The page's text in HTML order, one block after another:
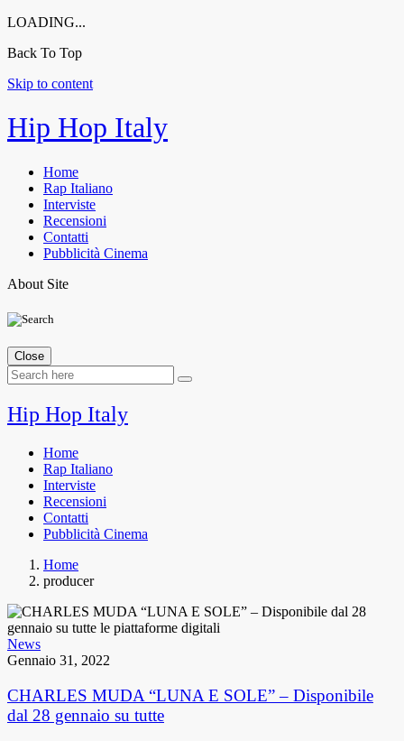
LOADING...
Back To Top
Skip to content
Hip Hop Italy
Home
Rap Italiano
Interviste
Recensioni
Contatti
Pubblicità Cinema
About Site
Close
Hip Hop Italy
Home
Rap Italiano
Interviste
Recensioni
Contatti
Pubblicità Cinema
Home
producer
News
Gennaio 31, 2022
CHARLES MUDA “LUNA E SOLE” – Disponibile
dal 28 gennaio su tutte